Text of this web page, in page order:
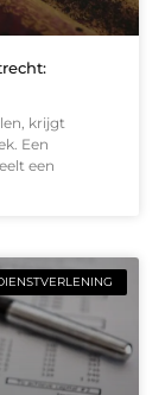
krijgt
Een
een